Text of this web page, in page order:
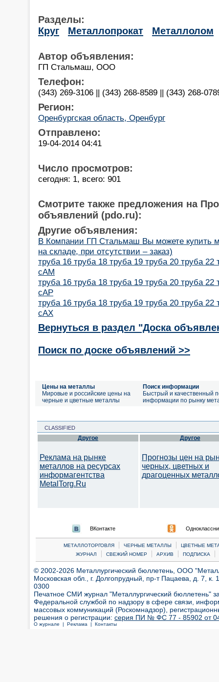
Разделы:
Круг
Металлопрокат Металлолом
Автор объявления:
ГП Стальмаш, ООО
Телефон:
(343) 269-3106 || (343) 268-8589 || (343) 268-
Регион:
Оренбургская область, Оренбург
Отправлено:
19-04-2014 04:41
Число просмотров:
сегодня: 1, всего: 901
Смотрите также предложения на
объявлений (pdo.ru):
Другие объявления:
В Компании ГП Стальмаш Вы можете купить
на складе, при отсутствии – заказ)
труба 16 труба 18 труба 19 труба 20 труба 22
сАМ
труба 16 труба 18 труба 19 труба 20 труба 22
сАР
труба 16 труба 18 труба 19 труба 20 труба 22
сАХ
Вернуться в раздел "Доска
Поиск по доске объявлений >>
Цены на металлы
Мировые и российские цены на
черные и цветные металлы
Поиск информации
Быстрый и качественный
информации по рынку
CLASSIFIED
Другое
Реклама на рынке
металлов на ресурсах
информагентства
MetalTorg.Ru
Другое
Прогнозы цен на
черных, цветных и
драгоценных
ВКонтакте
МЕТАЛЛОТОРГОВЛЯ | ЧЕРНЫЕ МЕТАЛЛЫ |
ЦВЕТНЫЕ
ЖУРНАЛ
| СВЕЖИЙ НОМЕР | АРХИВ | ПОДПИСКА |
© 2002-2026 Металлургический бюллетень, ООО
Московская обл., г. Долгопрудный, пр-т Пацаева, д. 7,
0300
Печатное СМИ журнал "Металлургический бюллетень"
Федеральной службой по надзору в сфере связи,
массовых коммуникаций (Роскомнадзор),
решения о регистрации: серия ПИ № ФС 77 - 85902 от 04
О журнале | Реклама | Контакты